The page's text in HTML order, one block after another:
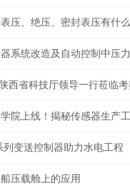
压、绝压、密封表压有什
系统改造及自动控制中压
西省科技厅领导一行莅临
院上线！揭秘传感器生产
列变送控制器助力水电工程
压载舱上的应用